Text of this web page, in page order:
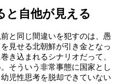
と自他が見える
と同じ間違いを犯すのは、愚
見せる北朝鮮が引き金となっ
き込まれるシナリオだって、
そういう非常事態に国家とし
児性思考を脱却できていない